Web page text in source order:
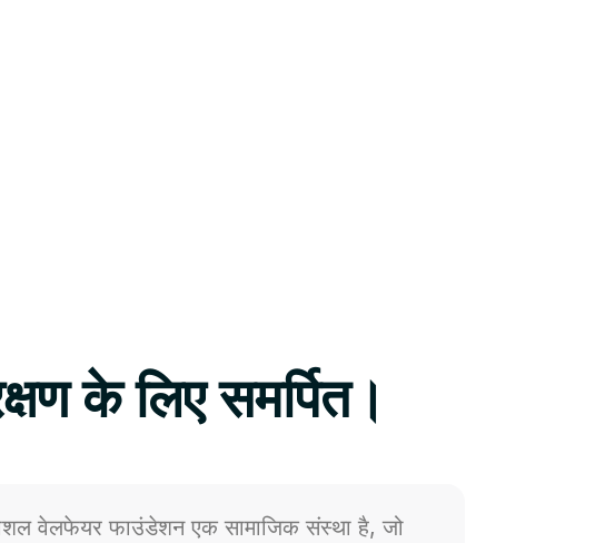
के लिए समर्पित।
वेलफेयर फाउंडेशन एक सामाजिक संस्था है, जो